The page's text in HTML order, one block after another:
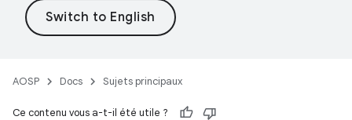
AOSP Docs Sujets principaux
Ce contenu vous a-t-il été utile ?